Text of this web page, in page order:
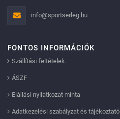
info@sportserleg.hu
FONTOS INFORMÁCIÓK
Szállítási feltételek
ÁSZF
Elállási nyilatkozat minta
Adatkezelési szabályzat és tájékoztató